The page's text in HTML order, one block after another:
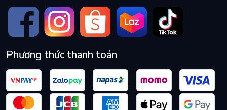
Phương thức thanh toán